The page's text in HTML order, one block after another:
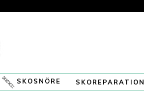
SKOSNÖRE SKOREPARATION